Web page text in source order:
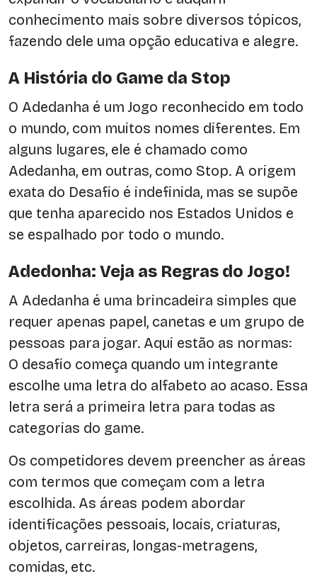
conhecimento mais sobre diversos tópicos,
fazendo dele uma opção educativa e alegre.
A História do Game da Stop
O Adedanha é um Jogo reconhecido em todo
o mundo, com muitos nomes diferentes. Em
alguns lugares, ele é chamado como
Adedanha, em outras, como Stop. A origem
exata do Desafio é indefinida, mas se supõe
que tenha aparecido nos Estados Unidos e
se espalhado por todo o mundo.
Adedonha: Veja as Regras do Jogo!
A Adedanha é uma brincadeira simples que
requer apenas papel, canetas e um grupo de
pessoas para jogar. Aqui estão as normas:
O desafio começa quando um integrante
escolhe uma letra do alfabeto ao acaso. Essa
letra será a primeira letra para todas as
categorias do game.
Os competidores devem preencher as áreas
com termos que começam com a letra
escolhida. As áreas podem abordar
identificações pessoais, locais, criaturas,
objetos, carreiras, longas-metragens,
comidas, etc.